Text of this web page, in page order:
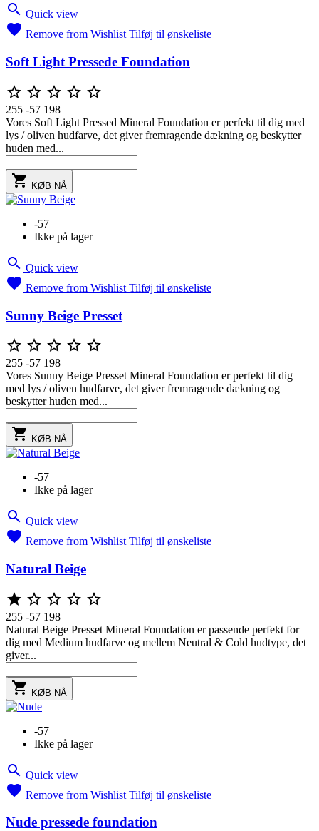
 Quick view
 Remove from Wishlist Tilføj til ønskeliste
Soft Light Pressede Foundation
    
255 -57 198
Vores Soft Light Pressed Mineral Foundation er perfekt til dig med
lys / oliven hudfarve, det giver fremragende dækning og beskytter
huden med...
 KØB NÅ
-57
Ikke på lager
 Quick view
 Remove from Wishlist Tilføj til ønskeliste
Sunny Beige Presset
    
255 -57 198
Vores Sunny Beige Presset Mineral Foundation er perfekt til dig
med lys / oliven hudfarve, det giver fremragende dækning og
beskytter huden med...
 KØB NÅ
-57
Ikke på lager
 Quick view
 Remove from Wishlist Tilføj til ønskeliste
Natural Beige
    
255 -57 198
Natural Beige Presset Mineral Foundation er passende perfekt for
dig med Medium hudfarve og mellem Neutral & Cold hudtype, det
giver...
 KØB NÅ
-57
Ikke på lager
 Quick view
 Remove from Wishlist Tilføj til ønskeliste
Nude pressede foundation